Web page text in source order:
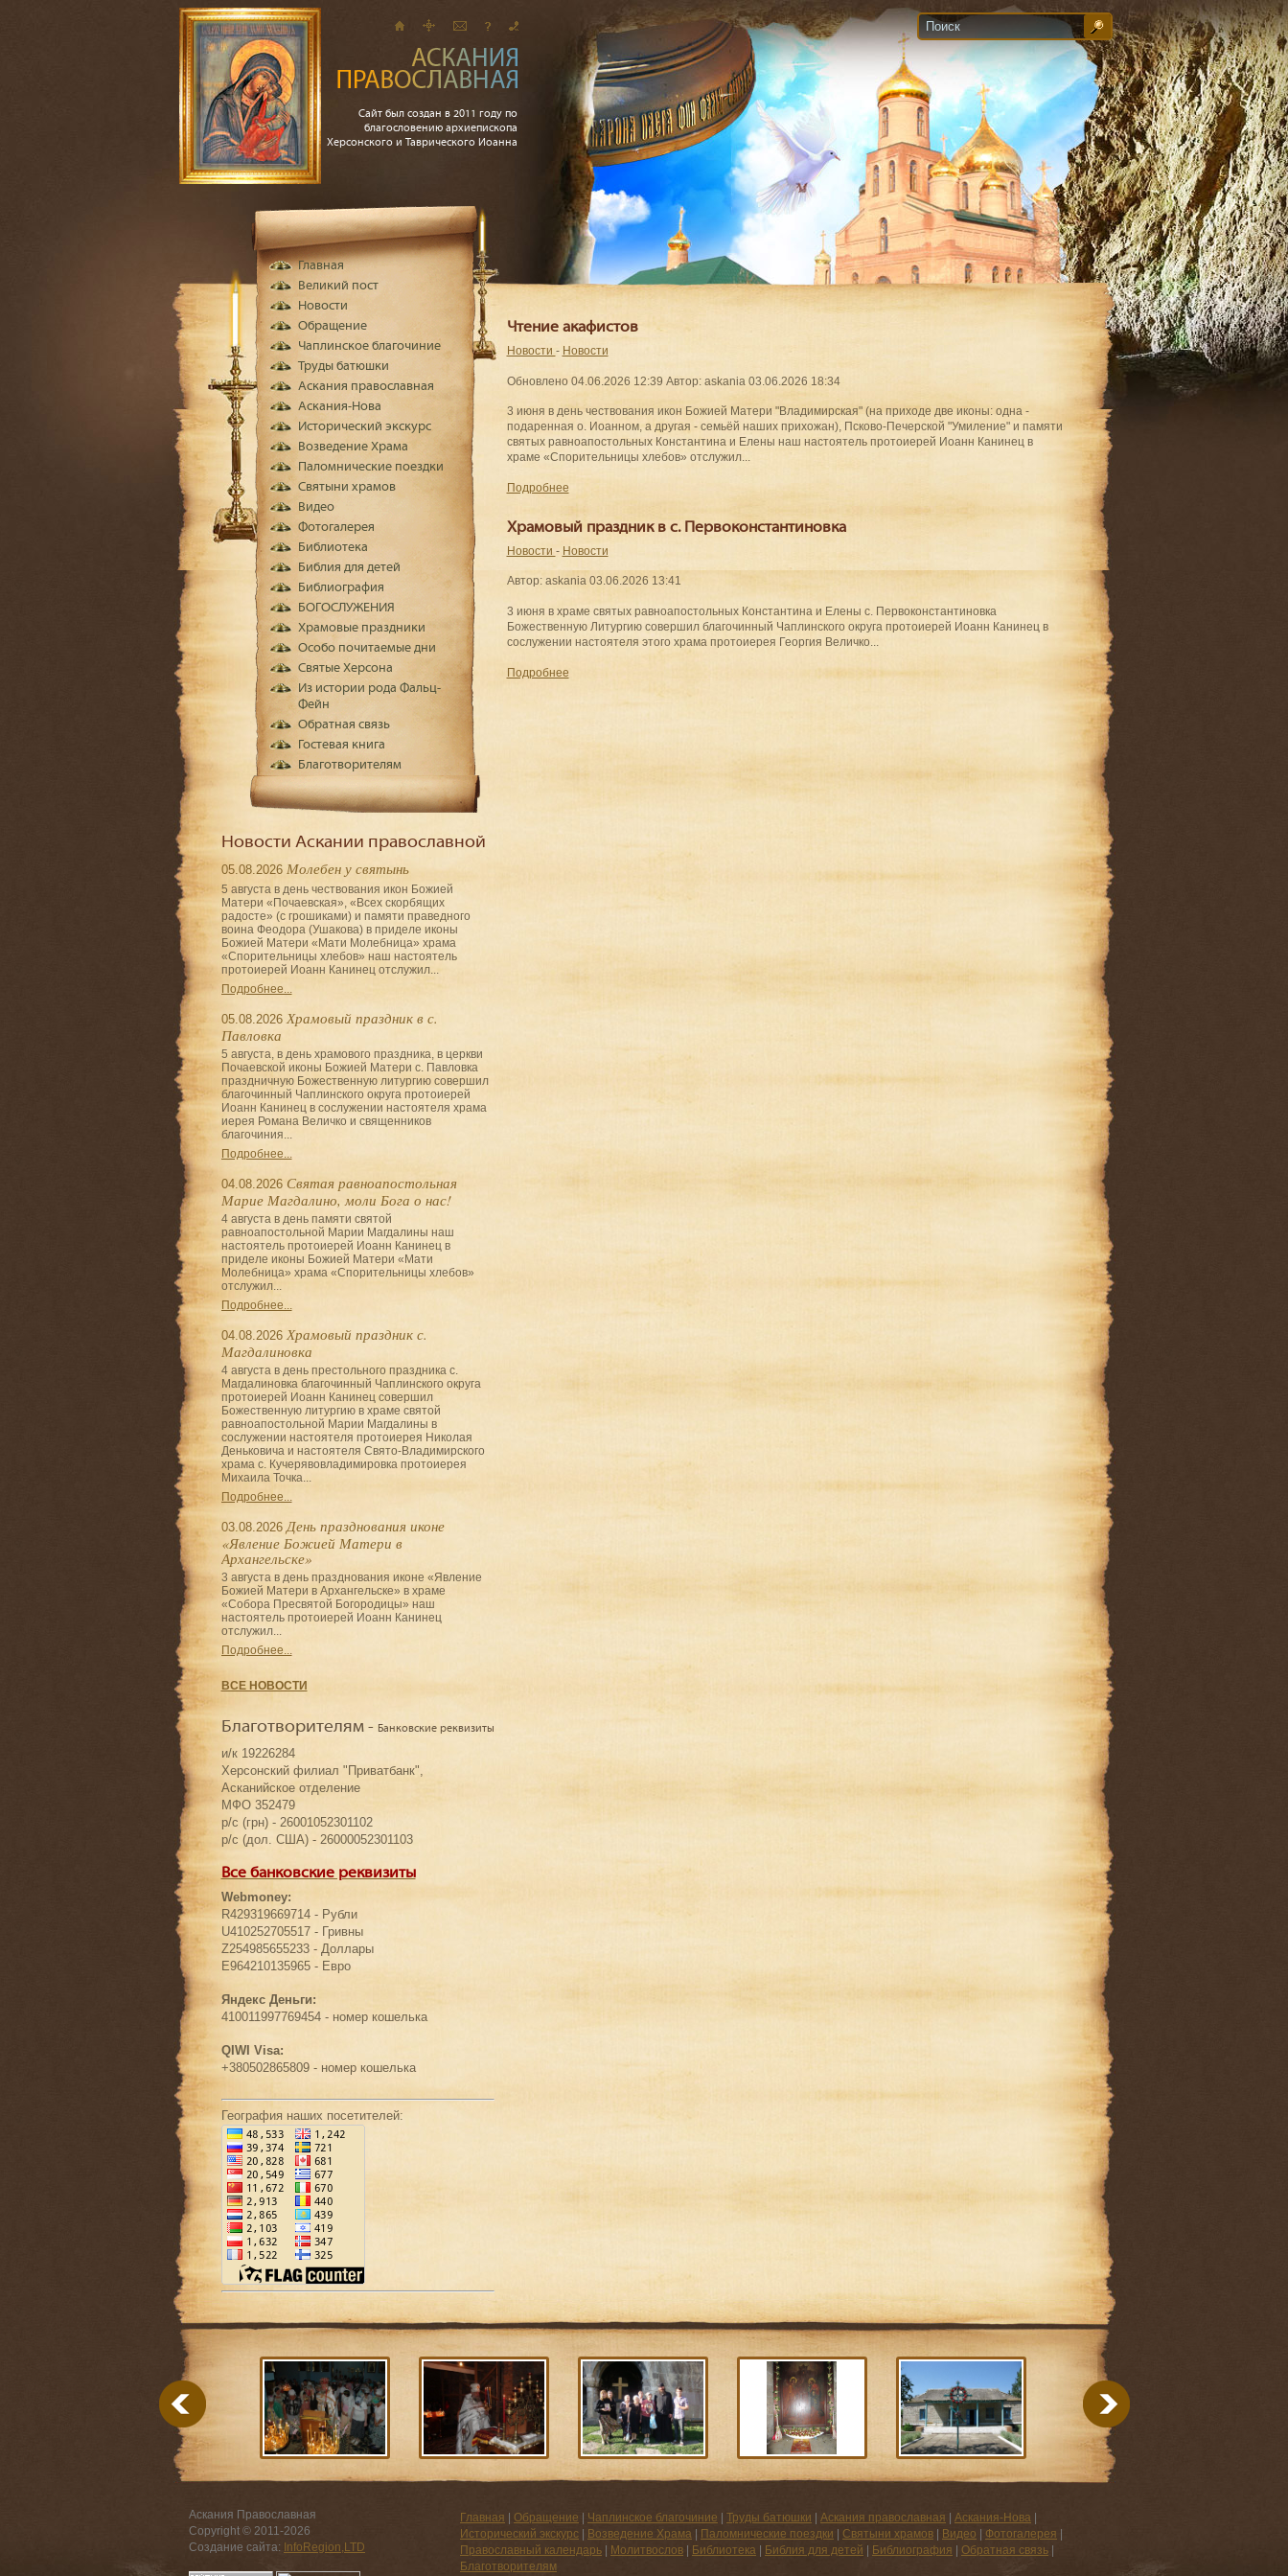
Сайт был создан в 2011 году по
благословению архиепископа
Херсонского и Таврического Иоанна
Чтение акафистов
Новости - Новости
Обновлено 04.06.2026 12:39 Автор: askania 03.06.2026 18:34
3 июня в день чествования икон Божией Матери "Владимирская" (на приходе две иконы: одна -
подаренная о. Иоанном, а другая - семьёй наших прихожан), Псково-Печерской "Умиление" и памяти
святых равноапостольных Константина и Елены наш настоятель протоиерей Иоанн Канинец в
храме «Спорительницы хлебов» отслужил...
Подробнее
Храмовый праздник в с. Первоконстантиновка
Новости - Новости
Автор: askania 03.06.2026 13:41
3 июня в храме святых равноапостольных Константина и Елены с. Первоконстантиновка
Божественную Литургию совершил благочинный Чаплинского округа протоиерей Иоанн Канинец в
сослужении настоятеля этого храма протоиерея Георгия Величко...
Подробнее
Главная
Великий пост
Новости
Обращение
Чаплинское благочиние
Труды батюшки
Аскания православная
Аскания-Нова
Исторический экскурс
Возведение Храма
Паломнические поездки
Святыни храмов
Видео
Фотогалерея
Библиотека
Библия для детей
Библиография
БОГОСЛУЖЕНИЯ
Храмовые праздники
Особо почитаемые дни
Святые Херсона
Из истории рода Фальц-
Фейн
Обратная связь
Гостевая книга
Благотворителям
Новости Аскании православной
05.08.2026 Молебен у святынь
5 августа в день чествования икон Божией
Матери «Почаевская», «Всех скорбящих
радосте» (с грошиками) и памяти праведного
воина Феодора (Ушакова) в приделе иконы
Божией Матери «Мати Молебница» храма
«Спорительницы хлебов» наш настоятель
протоиерей Иоанн Канинец отслужил...
Подробнее...
05.08.2026 Храмовый праздник в с.
Павловка
5 августа, в день храмового праздника, в церкви
Почаевской иконы Божией Матери с. Павловка
праздничную Божественную литургию совершил
благочинный Чаплинского округа протоиерей
Иоанн Канинец в сослужении настоятеля храма
иерея Романа Величко и священников
благочиния...
Подробнее...
04.08.2026 Святая равноапостольная
Марие Магдалино, моли Бога о нас!
4 августа в день памяти святой
равноапостольной Марии Магдалины наш
настоятель протоиерей Иоанн Канинец в
приделе иконы Божией Матери «Мати
Молебница» храма «Спорительницы хлебов»
отслужил...
Подробнее...
04.08.2026 Храмовый праздник с.
Магдалиновка
4 августа в день престольного праздника с.
Магдалиновка благочинный Чаплинского округа
протоиерей Иоанн Канинец совершил
Божественную литургию в храме святой
равноапостольной Марии Магдалины в
сослужении настоятеля протоиерея Николая
Деньковича и настоятеля Свято-Владимирского
храма с. Кучерявовладимировка протоиерея
Михаила Точка...
Подробнее...
03.08.2026 День празднования иконе
«Явление Божией Матери в
Архангельске»
3 августа в день празднования иконе «Явление
Божией Матери в Архангельске» в храме
«Собора Пресвятой Богородицы» наш
настоятель протоиерей Иоанн Канинец
отслужил...
Подробнее...
ВСЕ НОВОСТИ
Благотворителям - Банковские реквизиты
и/к 19226284
Херсонский филиал "Приватбанк",
Асканийское отделение
МФО 352479
р/с (грн) - 26001052301102
р/с (дол. США) - 26000052301103
Все банковские реквизиты
Webmoney:
R429319669714 - Рубли
U410252705517 - Гривны
Z254985655233 - Доллары
E964210135965 - Евро
Яндекс Деньги:
410011997769454 - номер кошелька
QIWI Visa:
+380502865809 - номер кошелька
География наших посетителей:
Аскания Православная
Copyright © 2011-2026
Создание сайта: InfoRegion,LTD
Главная Обращение Чаплинское благочиние Труды батюшки Аскания православная Аскания-Нова
Исторический экскурс
Возведение Храма Паломнические поездки Святыни храмов Видео Фотогалерея
Православный календарь
Молитвослов Библиотека Библия для детей Библиография Обратная связь
Благотворителям